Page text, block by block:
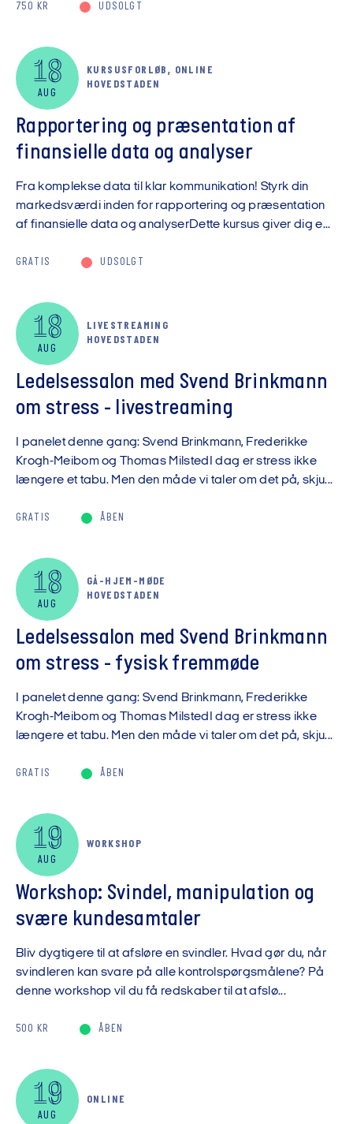
750 KR UDSOLGT
18
AUG
KURSUSFORLØB, ONLINE
HOVEDSTADEN
Rapportering og præsentation af
finansielle data og analyser
Fra komplekse data til klar kommunikation! Styrk din
markedsværdi inden for rapportering og præsentation
af finansielle data og analyserDette kursus giver dig e...
GRATIS UDSOLGT
18
AUG
LIVESTREAMING
HOVEDSTADEN
Ledelsessalon med Svend Brinkmann
om stress - livestreaming
I panelet denne gang: Svend Brinkmann, Frederikke
Krogh-Meibom og Thomas MilstedI dag er stress ikke
længere et tabu. Men den måde vi taler om det på, skju...
GRATIS ÅBEN
18
AUG
GÅ-HJEM-MØDE
HOVEDSTADEN
Ledelsessalon med Svend Brinkmann
om stress - fysisk fremmøde
I panelet denne gang: Svend Brinkmann, Frederikke
Krogh-Meibom og Thomas MilstedI dag er stress ikke
længere et tabu. Men den måde vi taler om det på, skju...
GRATIS ÅBEN
19
AUG
WORKSHOP
Workshop: Svindel, manipulation og
svære kundesamtaler
Bliv dygtigere til at afsløre en svindler. Hvad gør du, når
svindleren kan svare på alle kontrolspørgsmålene? På
denne workshop vil du få redskaber til at afslø...
500 KR ÅBEN
19
AUG
ONLINE